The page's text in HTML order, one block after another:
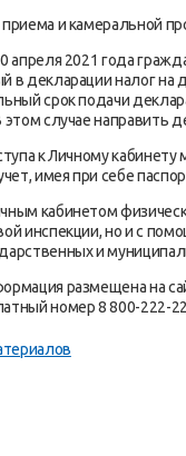
и камеральной
апреля 2021 года
в декларации налог
срок подачи
этом случае направить
к Личному кабинету
имея при себе
кабинетом
инспекции, но и с
и
размещена на
номер 8 800-222-